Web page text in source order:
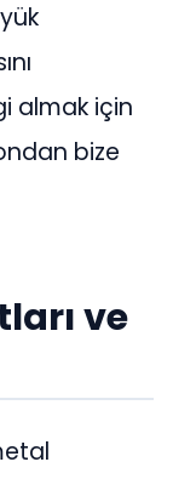
almak için
bize
ve